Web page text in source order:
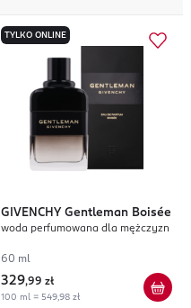
TYLKO ONLINE
GIVENCHY Gentleman Boisée
woda perfumowana dla mężczyzn
60 ml
329,99 zł
100 ml = 549,98 zł